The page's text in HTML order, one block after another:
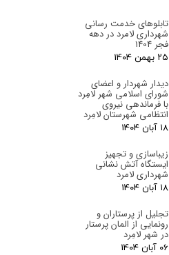
تابلوهای خدمت رسانی
شهرداری لامرد در دهه
فجر 1404
۲۵ بهمن ۰۴
دیدار شهردار و اعضای
شورای اسلامی شهر لامِرد
با فرماندهی نیروی
انتظامی شهرستان لامِرد
۱۸ آبان ۰۴
زیباسازی و تجهیز
ایستگاه آتش نشانی
شهرداری لامرد
۱۸ آبان ۰۴
تجلیل از پرستاران و
رونمایی از المان پرستار
در شهر لامِرد
۰۶ آبان ۰۴